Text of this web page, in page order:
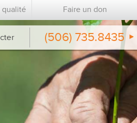
qualité Faire un don
(506) 735.8435